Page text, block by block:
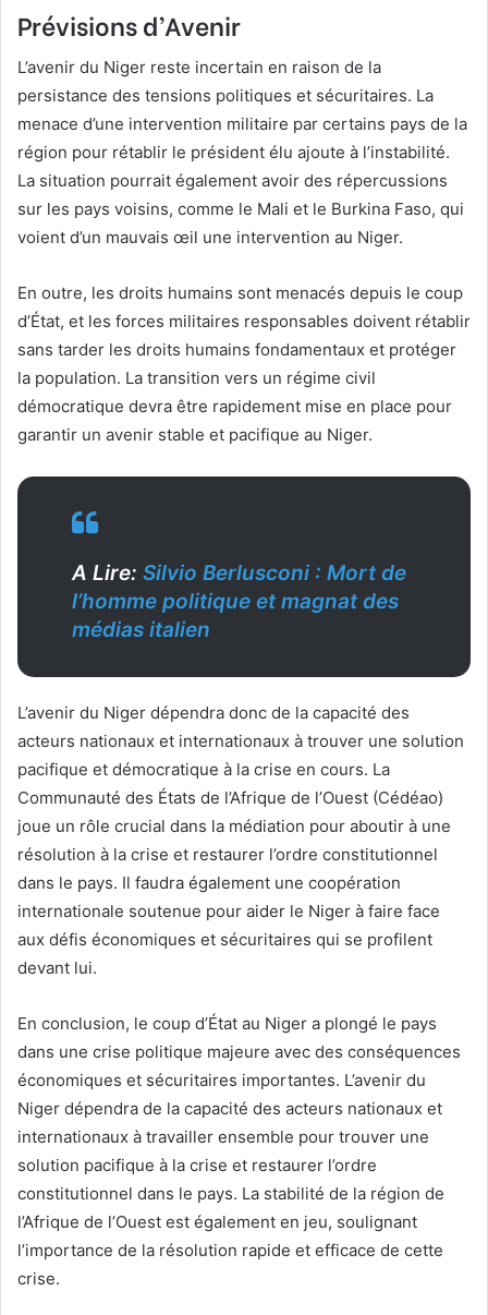
Prévisions d’Avenir
L’avenir du Niger reste incertain en raison de la
persistance des tensions politiques et sécuritaires. La
menace d’une intervention militaire par certains pays de la
région pour rétablir le président élu ajoute à l’instabilité.
La situation pourrait également avoir des répercussions
sur les pays voisins, comme le Mali et le Burkina Faso, qui
voient d’un mauvais œil une intervention au Niger.
En outre, les droits humains sont menacés depuis le coup
d’État, et les forces militaires responsables doivent rétablir
sans tarder les droits humains fondamentaux et protéger
la population. La transition vers un régime civil
démocratique devra être rapidement mise en place pour
garantir un avenir stable et pacifique au Niger.
A Lire: Silvio Berlusconi : Mort de
l’homme politique et magnat des
médias italien
L’avenir du Niger dépendra donc de la capacité des
acteurs nationaux et internationaux à trouver une solution
pacifique et démocratique à la crise en cours. La
Communauté des États de l’Afrique de l’Ouest (Cédéao)
joue un rôle crucial dans la médiation pour aboutir à une
résolution à la crise et restaurer l’ordre constitutionnel
dans le pays. Il faudra également une coopération
internationale soutenue pour aider le Niger à faire face
aux défis économiques et sécuritaires qui se profilent
devant lui.
En conclusion, le coup d’État au Niger a plongé le pays
dans une crise politique majeure avec des conséquences
économiques et sécuritaires importantes. L’avenir du
Niger dépendra de la capacité des acteurs nationaux et
internationaux à travailler ensemble pour trouver une
solution pacifique à la crise et restaurer l’ordre
constitutionnel dans le pays. La stabilité de la région de
l’Afrique de l’Ouest est également en jeu, soulignant
l’importance de la résolution rapide et efficace de cette
crise.